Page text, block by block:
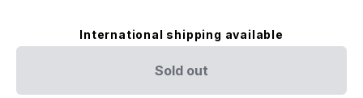
International shipping available
Sold out